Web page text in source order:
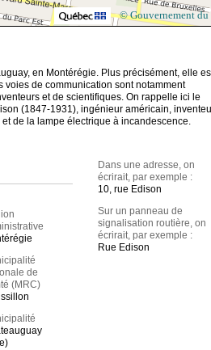
© Gouvernement du
en Montérégie. Plus précisément, elle
voies de communication sont notamment
et de scientifiques. On rappelle ici le
(1847-1931), ingénieur américain,
de la lampe électrique à incandescence.
de
(MRC)
Dans une adresse, on
écrirait, par exemple :
10, rue Edison
Sur un panneau de
signalisation routière, on
écrirait, par exemple :
Rue Edison